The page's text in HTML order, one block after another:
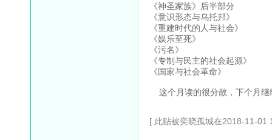
《神圣家族》后半部分
《意识形态与乌托邦》
《重建时代的人与社会》
《娱乐至死》
《污名》
《专制与民主的社会起源》
《国家与社会革命》
这个月读的很分散，下个月继
[ 此贴被奕晓孤城在2018-11-01